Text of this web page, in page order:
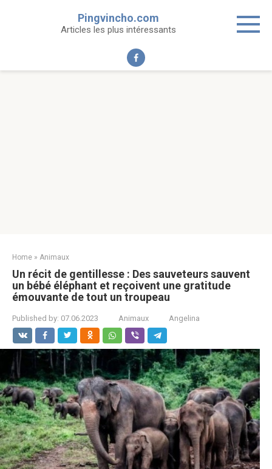
Pingvincho.com
Articles les plus intéressants
Home » Animaux
Un récit de gentillesse : Des sauveteurs sauvent
un bébé éléphant et reçoivent une gratitude
émouvante de tout un troupeau
Published by: 07.06.2023 Animaux Angelina